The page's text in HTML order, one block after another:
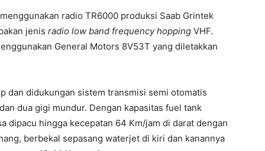
radio TR6000 produksi Saab Grintek
jenis radio low band frequency hopping VHF.
General Motors 8V53T yang diletakkan
dan didukungan sistem transmisi semi otomatis
dua gigi mundur. Dengan kapasitas fuel tank
dipacu hingga kecepatan 64 Km/jam di darat dengan
berbekal sepasang waterjet di kiri dan kanannya